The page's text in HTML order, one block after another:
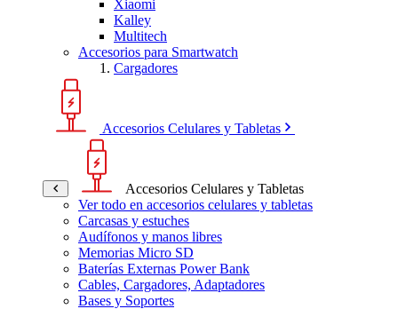
Xiaomi
Kalley
Multitech
Accesorios para Smartwatch
Cargadores
Accesorios Celulares y Tabletas
Accesorios Celulares y Tabletas
Ver todo en accesorios celulares y tabletas
Carcasas y estuches
Audífonos y manos libres
Memorias Micro SD
Baterías Externas Power Bank
Cables, Cargadores, Adaptadores
Bases y Soportes